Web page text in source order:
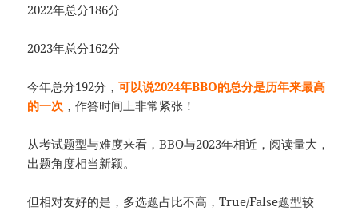
2022年总分186分
2023年总分162分
今年总分192分，可以说2024年BBO的总分是历年来最高
的一次 ，作答时间上非常紧张！
从考试题型与难度来看，BBO与2023年相近，阅读量大，
出题角度相当新颖。
但相对友好的是，多选题占比不高，True/False题型较